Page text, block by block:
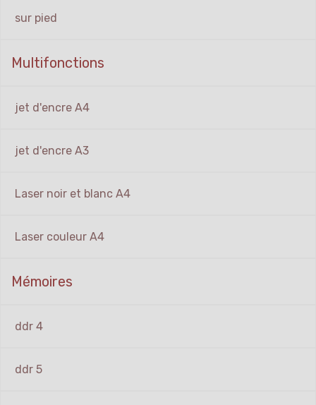
sur pied
Multifonctions
jet d'encre A4
jet d'encre A3
Laser noir et blanc A4
Laser couleur A4
Mémoires
ddr 4
ddr 5